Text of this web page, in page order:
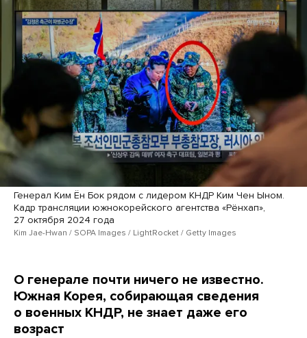
Генерал Ким Ён Бок рядом с лидером КНДР Ким Чен Ыном.
Кадр трансляции южнокорейского агентства «Рёнхап»,
27 октября 2024 года
Kim Jae-Hwan / SOPA Images / LightRocket / Getty Images
О генерале почти ничего не известно.
Южная Корея, собирающая сведения
о военных КНДР, не знает даже его
возраст